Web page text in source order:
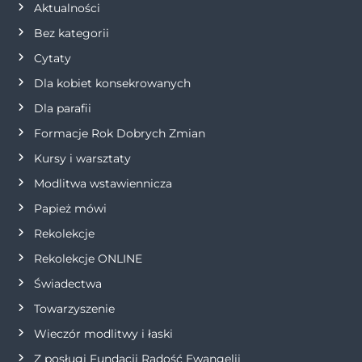
c
j
a
w
p
i
s
u
Aktualności
Bez kategorii
Cytaty
Dla kobiet konsekrowanych
Dla parafii
Formacje Rok Dobrych Zmian
Kursy i warsztaty
Modlitwa wstawiennicza
Papież mówi
Rekolekcje
Rekolekcje ONLINE
Świadectwa
Towarzyszenie
Wieczór modlitwy i łaski
Z posługi Fundacji Radość Ewangelii